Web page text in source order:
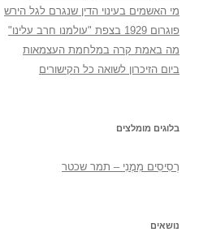
מי האשמים בעינוי הדין שנגרם לגל הירש
פוגרום 1929 בצפת "עולמנו חרב עלינו"
מה באמת קרה במלחמת העצמאות
ביום הזיכרון לשואה כל הקישורים
בלוגים מומלצים
רְסִיסִים מִמֶנִי – תמר שכטר
נושאים